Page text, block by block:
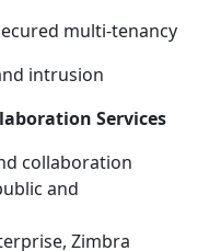
multi-tenancy
intrusion
Services
collaboration
and
Zimbra